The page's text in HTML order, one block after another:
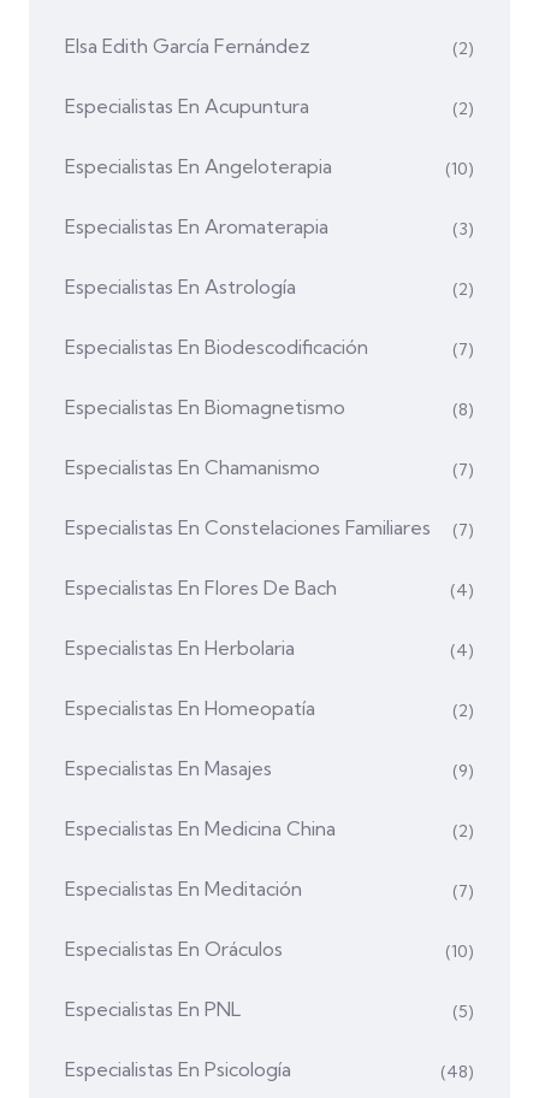
Elsa Edith García Fernández (2)
Especialistas En Acupuntura (2)
Especialistas En Angeloterapia (10)
Especialistas En Aromaterapia (3)
Especialistas En Astrología (2)
Especialistas En Biodescodificación (7)
Especialistas En Biomagnetismo (8)
Especialistas En Chamanismo (7)
Especialistas En Constelaciones Familiares (7)
Especialistas En Flores De Bach (4)
Especialistas En Herbolaria (4)
Especialistas En Homeopatía (2)
Especialistas En Masajes (9)
Especialistas En Medicina China (2)
Especialistas En Meditación (7)
Especialistas En Oráculos (10)
Especialistas En PNL (5)
Especialistas En Psicología (48)